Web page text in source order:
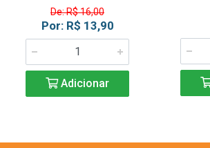
De: R$ 16,00
Por: R$ 13,90
Adicionar